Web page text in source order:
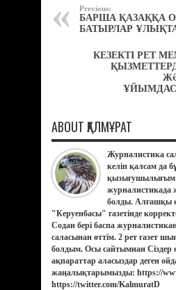
Previous:
БАРША ҚАЗАҚҚА
БАТЫРЛАР
КЕЗЕКТІ РЕТ
ABOUT ҚАЛМҰРАТ
Журналистика
келіп қалсам да
қызығушылығым
журналистикада
болды. Алғашқы
"Керуенбасы" газетінде
Содан бері баспа
саласынан өттім. 2 рет газет
болдым. Осы сайтымнан Сіздер
ақпараттар аласыздар деген
жаңалықтарымызды: https://
https://twitter.com/KalmuratD